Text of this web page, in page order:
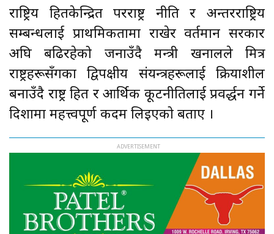
राष्ट्रिय हितकेन्द्रित परराष्ट्र नीति र अन्तरराष्ट्रिय
सम्बन्धलाई प्राथमिकतामा राखेर वर्तमान सरकार
अघि बढिरहेको जनाउँदै मन्त्री खनालले मित्र
राष्ट्रहरूसँगका द्विपक्षीय संयन्त्रहरूलाई क्रियाशील
बनाउँदै राष्ट्र हित र आर्थिक कूटनीतिलाई प्रवर्द्धन गर्ने
दिशामा महत्त्वपूर्ण कदम लिइएको बताए ।